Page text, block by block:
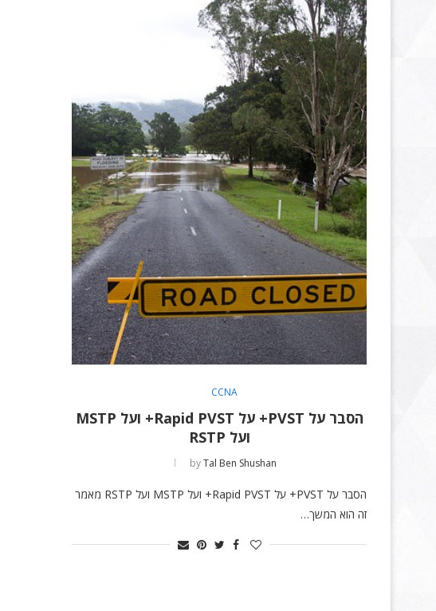
CCNA
הסבר על PVST+ על Rapid PVST+ ועל MSTP
ועל RSTP
byTal Ben Shushan
הסבר על PVST+ על Rapid PVST+ ועל MSTP ועל RSTP מאמר
זה הוא המשך…